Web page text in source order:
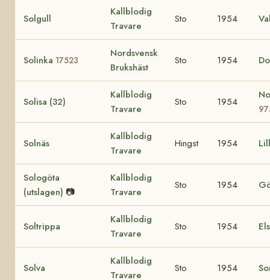
Solgull
Kallblodig
Travare
Sto 1954
Solinka 17523
Nordsvensk
Brukshäst
Sto 1954
Solisa (32)
Kallblodig
Travare
Sto 1954
Solnäs
Kallblodig
Travare
Hingst 1954
Sologöta
(utslagen) 📷
Kallblodig
Travare
Sto 1954
Soltrippa
Kallblodig
Travare
Sto 1954
Solva
Kallblodig
Travare
Sto 1954